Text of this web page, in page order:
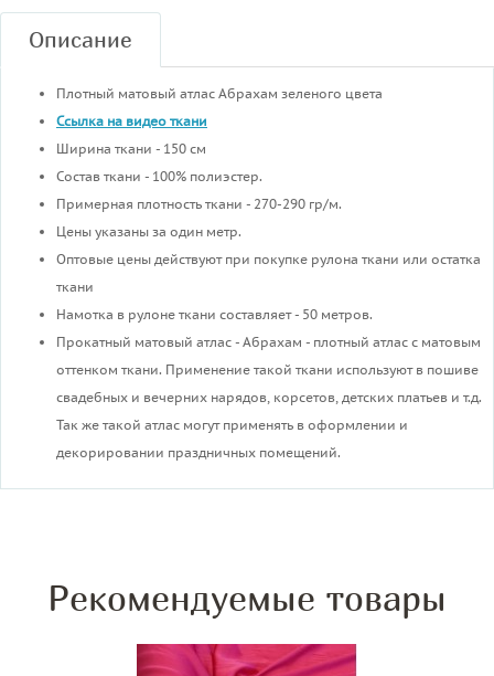
Описание
Плотный матовый атлас Абрахам зеленого цвета
Ссылка на видео ткани
Ширина ткани - 150 см
Состав ткани - 100% полиэстер.
Примерная плотность ткани - 270-290 гр/м.
Цены указаны за один метр.
Оптовые цены действуют при покупке рулона ткани или остатка
ткани
Намотка в рулоне ткани составляет - 50 метров.
Прокатный матовый атлас - Абрахам - плотный атлас с матовым
оттенком ткани. Применение такой ткани используют в пошиве
свадебных и вечерних нарядов, корсетов, детских платьев и т.д.
Так же такой атлас могут применять в оформлении и
декорировании праздничных помещений.
Рекомендуемые товары